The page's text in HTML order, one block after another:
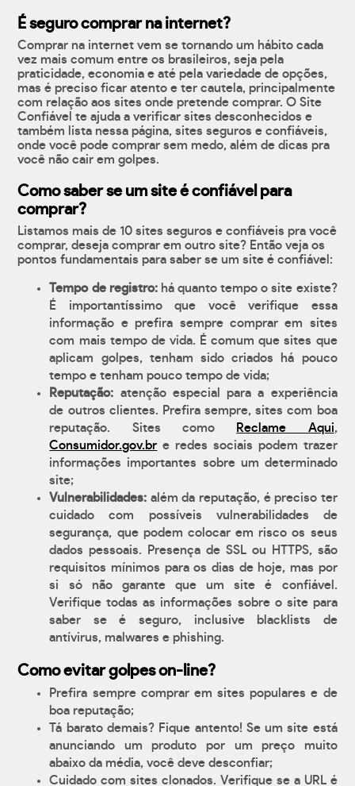
É seguro comprar na internet?
Comprar na internet vem se tornando um hábito cada
vez mais comum entre os brasileiros, seja pela
praticidade, economia e até pela variedade de opções,
mas é preciso ficar atento e ter cautela, principalmente
com relação aos sites onde pretende comprar. O Site
Confiável te ajuda a verificar sites desconhecidos e
também lista nessa página, sites seguros e confiáveis,
onde você pode comprar sem medo, além de dicas pra
você não cair em golpes.
Como saber se um site é confiável para
comprar?
Listamos mais de 10 sites seguros e confiáveis pra você
comprar, deseja comprar em outro site? Então veja os
pontos fundamentais para saber se um site é confiável:
Tempo de registro:há quanto tempo o site existe?
É importantíssimo que você verifique essa
informação e prefira sempre comprar em sites
com mais tempo de vida. É comum que sites que
aplicam golpes, tenham sido criados há pouco
tempo e tenham pouco tempo de vida;
Reputação: atenção especial para a experiência
de outros clientes. Prefira sempre, sites com boa
reputação. Sites como
Reclame Aqui,
Consumidor.gov.br e redes sociais podem trazer
informações importantes sobre um determinado
site;
Vulnerabilidades: além da reputação, é preciso ter
cuidado com possíveis vulnerabilidades de
segurança, que podem colocar em risco os seus
dados pessoais. Presença de SSL ou HTTPS, são
requisitos mínimos para os dias de hoje, mas por
si só não garante que um site é confiável.
Verifique todas as informações sobre o site para
saber se é seguro, inclusive blacklists de
antívirus, malwares e phishing.
Como evitar golpes on-line?
Prefira sempre comprar em sites populares e de
boa reputação;
Tá barato demais? Fique antento! Se um site está
anunciando um produto por um preço muito
abaixo da média, você deve desconfiar;
Cuidado com sites clonados. Verifique se a URL é